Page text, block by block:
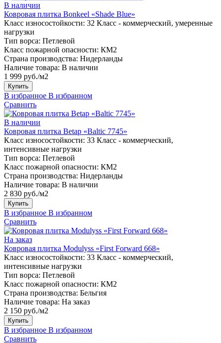
В наличии
Ковровая плитка Bonkeel «Shade Blue»
Класс износостойкости: 32 Класс - коммерческий, умеренные
нагрузки
Тип ворса: Петлевой
Класс пожарной опасности: КМ2
Страна производства: Нидерланды
Наличие товара: В наличии
1 999 руб./м2
Купить
В избранное В избранном
Сравнить
В наличии
Ковровая плитка Betap «Baltic 7745»
Класс износостойкости: 33 Класс - коммерческий,
интенсивные нагрузки
Тип ворса: Петлевой
Класс пожарной опасности: КМ2
Страна производства: Нидерланды
Наличие товара: В наличии
2 830 руб./м2
Купить
В избранное В избранном
Сравнить
На заказ
Ковровая плитка Modulyss «First Forward 668»
Класс износостойкости: 33 Класс - коммерческий,
интенсивные нагрузки
Тип ворса: Петлевой
Класс пожарной опасности: КМ2
Страна производства: Бельгия
Наличие товара: На заказ
2 150 руб./м2
Купить
В избранное В избранном
Сравнить